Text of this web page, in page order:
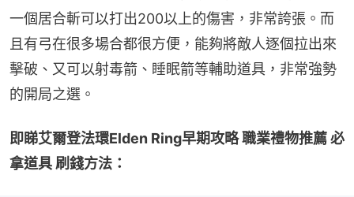
一個居合斬可以打出200以上的傷害，非常誇張。而
且有弓在很多場合都很方便，能夠將敵人逐個拉出來
擊破、又可以射毒箭、睡眠箭等輔助道具，非常強勢
的開局之選。
即睇艾爾登法環Elden Ring早期攻略 職業禮物推薦 必
拿道具 刷錢方法：